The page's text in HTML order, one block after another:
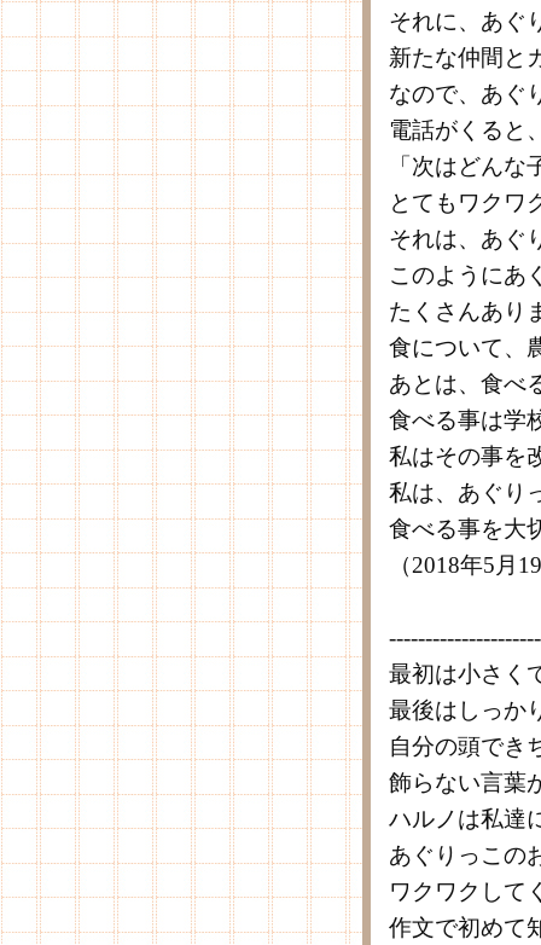
それに、あぐ
新たな仲間と
なので、あぐ
電話がくると
「次はどん
とてもワクワ
それは、あぐ
このようにあ
たくさんあり
食について、
あとは、食べ
食べる事は学
私はその事を
私は、あぐり
食べる事を大
（2018年5月
最初は小さく
最後はしっか
自分の頭でき
飾らない言葉
ハルノは私達
あぐりっこの
ワクワクして
作文で初めて